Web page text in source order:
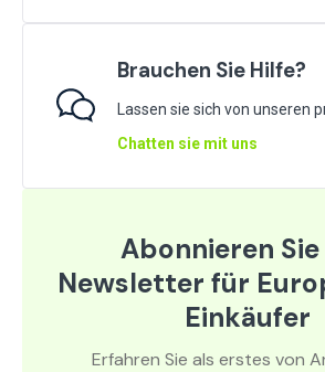
Brauchen Sie Hilfe?
Lassen sie sich von unseren
Chatten sie mit uns
Abonnieren
Newsletter für
Einkäufer
Erfahren Sie als erstes von